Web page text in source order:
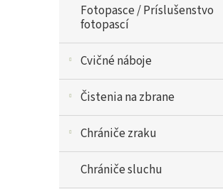
Fotopasce / Príslušenstvo
fotopascí
Cvičné náboje
Čistenia na zbrane
Chrániče zraku
Chrániče sluchu